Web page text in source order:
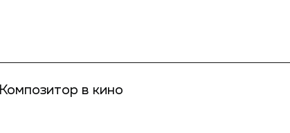
Композитор в кино